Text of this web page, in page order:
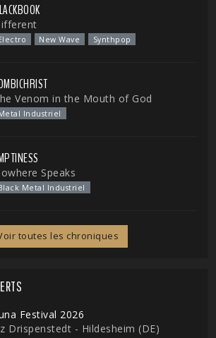
New Wave Synthpop
Venom in the Mouth of God
Industriel
Speaks
Metal Industriel
toutes les chroniques
Festival 2026
Drispenstedt - Hildesheim (DE)